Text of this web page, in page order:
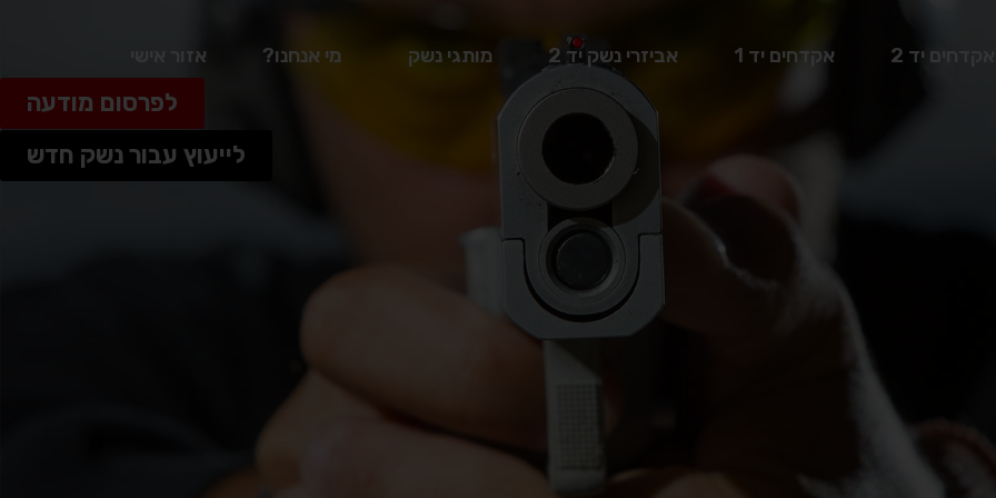
אקדחים יד 2 אקדחים יד 1 אביזרי נשק יד 2 מותגי נשק מי אנחנו? אזור אישי
לפרסום מודעה
לייעוץ עבור נשק חדש